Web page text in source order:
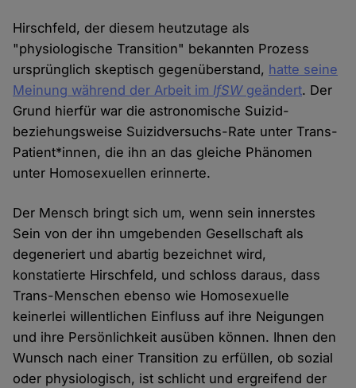
Hirschfeld, der diesem heutzutage als
"physiologische Transition" bekannten Prozess
ursprünglich skeptisch gegenüberstand, hatte seine
Meinung während der Arbeit im IfSWgeändert. Der
Grund hierfür war die astronomische Suizid-
beziehungsweise Suizidversuchs-Rate unter Trans-
Patient*innen, die ihn an das gleiche Phänomen
unter Homosexuellen erinnerte.
Der Mensch bringt sich um, wenn sein innerstes
Sein von der ihn umgebenden Gesellschaft als
degeneriert und abartig bezeichnet wird,
konstatierte Hirschfeld, und schloss daraus, dass
Trans-Menschen ebenso wie Homosexuelle
keinerlei willentlichen Einfluss auf ihre Neigungen
und ihre Persönlichkeit ausüben können. Ihnen den
Wunsch nach einer Transition zu erfüllen, ob sozial
oder physiologisch, ist schlicht und ergreifend der